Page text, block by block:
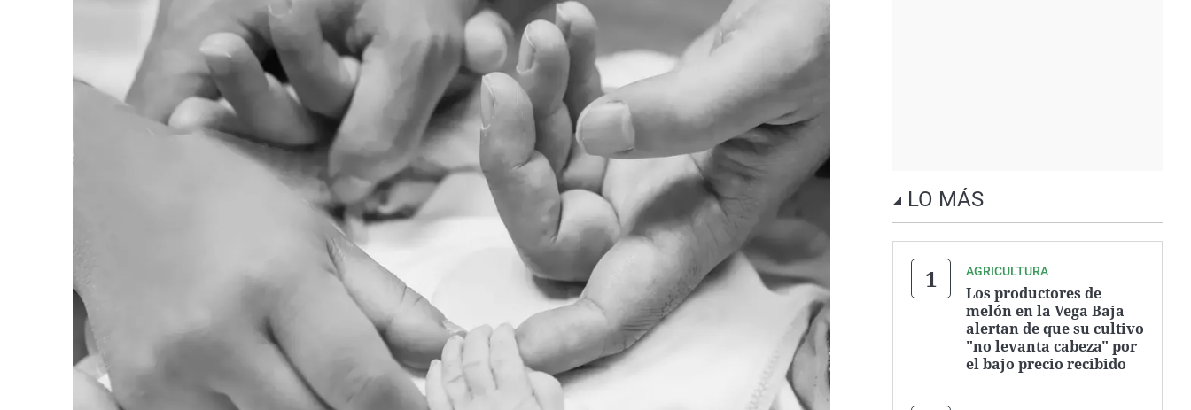
LO MÁS
AGRICULTURA
Los productores de
melón en la Vega Baja
alertan de que su cultivo
"no levanta cabeza" por
el bajo precio recibido